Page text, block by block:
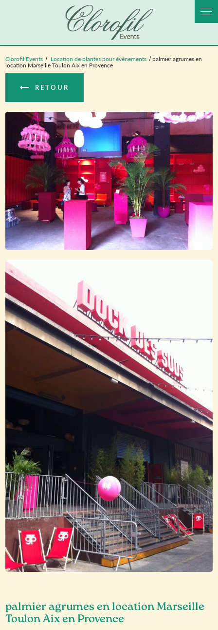
Clorofil Events Location de plantes pour événements palmier agrumes en
location Marseille Toulon Aix en Provence
RETOUR
palmier agrumes en location Marseille
Toulon Aix en Provence
Panneau de gestion des cookies